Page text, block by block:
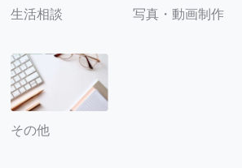
生活相談 写真・動画制作
その他